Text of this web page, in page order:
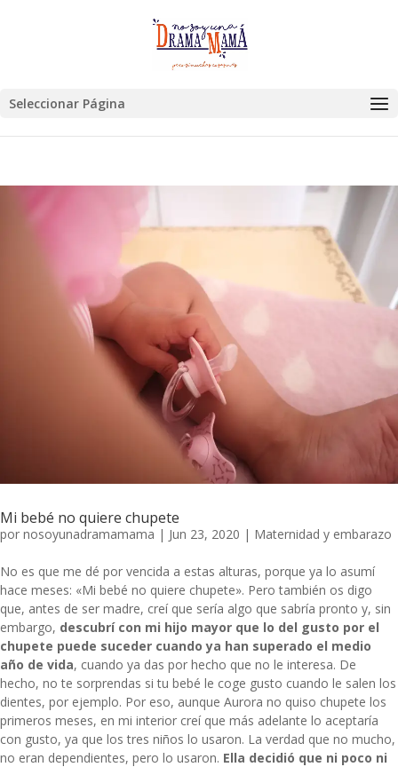
Seleccionar Página
Mi bebé no quiere chupete
por nosoyunadramamama | Jun 23, 2020 | Maternidad y embarazo
No es que me dé por vencida a estas alturas, porque ya lo asumí
hace meses: «Mi bebé no quiere chupete». Pero también os digo
que, antes de ser madre, creí que sería algo que sabría pronto y, sin
embargo, descubrí con mi hijo mayor que lo del gusto por el
chupete puede suceder cuando ya han superado el medio
año de vida, cuando ya das por hecho que no le interesa. De
hecho, no te sorprendas si tu bebé le coge gusto cuando le salen los
dientes, por ejemplo. Por eso, aunque Aurora no quiso chupete los
primeros meses, en mi interior creí que más adelante lo aceptaría
con gusto, ya que los tres niños lo usaron. La verdad que no mucho,
no eran dependientes, pero lo usaron. Ella decidió que ni poco ni